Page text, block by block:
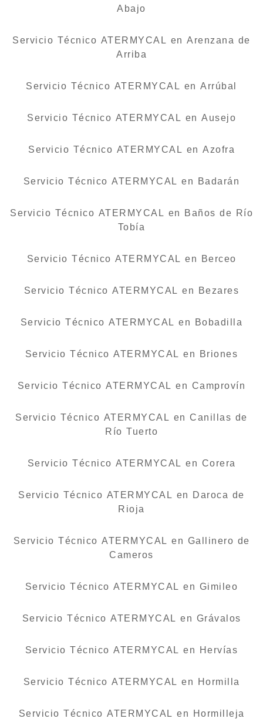
Abajo
Servicio Técnico ATERMYCAL en Arenzana de
Arriba
Servicio Técnico ATERMYCAL en Arrúbal
Servicio Técnico ATERMYCAL en Ausejo
Servicio Técnico ATERMYCAL en Azofra
Servicio Técnico ATERMYCAL en Badarán
Servicio Técnico ATERMYCAL en Baños de Río
Tobía
Servicio Técnico ATERMYCAL en Berceo
Servicio Técnico ATERMYCAL en Bezares
Servicio Técnico ATERMYCAL en Bobadilla
Servicio Técnico ATERMYCAL en Briones
Servicio Técnico ATERMYCAL en Camprovín
Servicio Técnico ATERMYCAL en Canillas de
Río Tuerto
Servicio Técnico ATERMYCAL en Corera
Servicio Técnico ATERMYCAL en Daroca de
Rioja
Servicio Técnico ATERMYCAL en Gallinero de
Cameros
Servicio Técnico ATERMYCAL en Gimileo
Servicio Técnico ATERMYCAL en Grávalos
Servicio Técnico ATERMYCAL en Hervías
Servicio Técnico ATERMYCAL en Hormilla
Servicio Técnico ATERMYCAL en Hormilleja